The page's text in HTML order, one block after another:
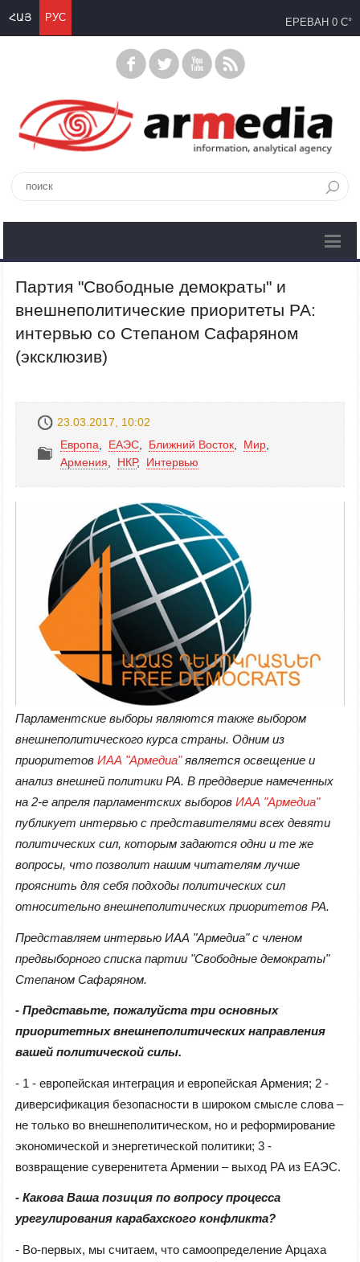
ՀԱՅ РУС ЕРЕВАН 0 C°
Партия "Свободные демократы" и
внешнеполитические приоритеты РА:
интервью со Степаном Сафаряном
(эксклюзив)
23.03.2017, 10:02
Европа
ЕАЭС Ближний Восток Mир
Армения
НКР, Интервью
Парламентские выборы являются также выбором
внешнеполитического курса страны. Одним из
приоритетов ИАА "Армедиа"является освещение и
анализ внешней политики РА. В преддверие намеченных
на 2-е апреля парламентских выборов ИАА "Армедиа"
публикует интервью с представителями всех девяти
политических сил, которым задаются одни и те же
вопросы, что позволит нашим читателям лучше
прояснить для себя подходы политических сил
относительно внешнеполитических приоритетов РА.
Представляем интервью ИАА "Армедиа" с членом
предвыборного списка партии "Свободные демократы"
Степаном Сафаряном.
- Представьте, пожалуйста три основных
приоритетных внешнеполитических направления
вашей политической силы.
- 1 - европейская интеграция и европейская Армения; 2 -
диверсификация безопасности в широком смысле слова –
не только во внешнеполитическом, но и реформирование
экономической и энергетической политики; 3 -
возвращение суверенитета Армении – выход РА из ЕАЭС.
- Какова Ваша позиция по вопросу процесса
урегулирования карабахского конфликта?
- Во-первых, мы считаем, что самоопределение Арцаха